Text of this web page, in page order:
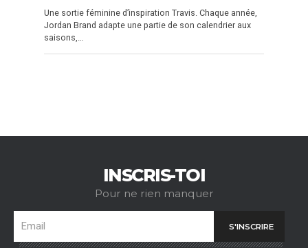
Une sortie féminine d’inspiration Travis. Chaque année,
Jordan Brand adapte une partie de son calendrier aux
saisons,…
INSCRIS-TOI
Pour ne rien manquer